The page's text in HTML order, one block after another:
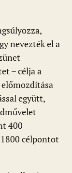
nevezték el a
– célja a
együtt,
400
célpontot